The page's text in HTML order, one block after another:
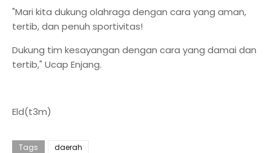
"Mari kita dukung olahraga dengan cara yang aman,
tertib, dan penuh sportivitas!
Dukung tim kesayangan dengan cara yang damai dan
tertib," Ucap Enjang.
Eld(t3m)
Tags daerah